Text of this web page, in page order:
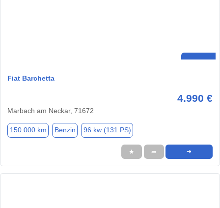
Fiat Barchetta
4.990 €
Marbach am Neckar, 71672
150.000 km Benzin 96 kw (131 PS)
★ ➦ ➜